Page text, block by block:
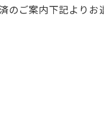
ご案内下記よりお